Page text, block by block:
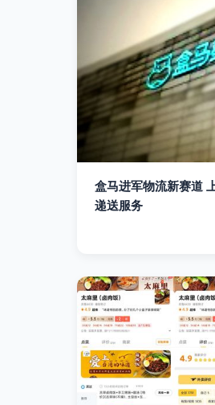
盒马进军物流新赛道
递送服务